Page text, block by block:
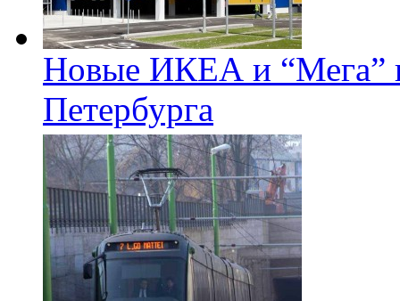
Новые ИКЕА и “Мега”
Петербурга